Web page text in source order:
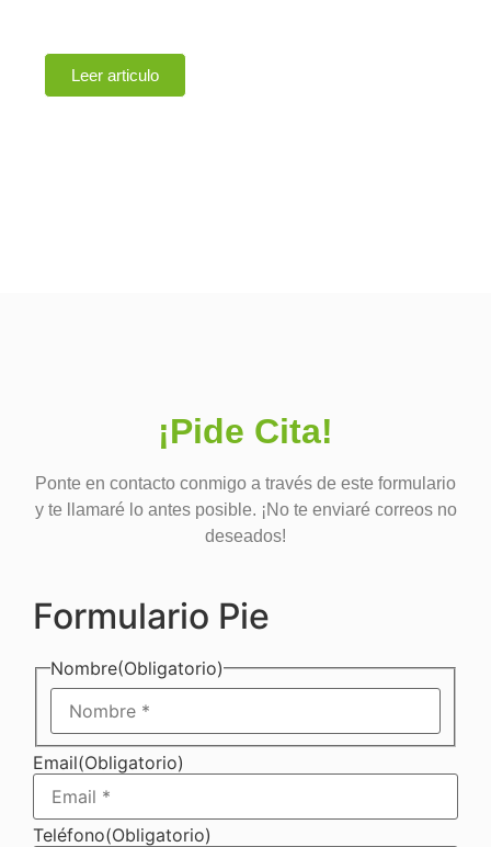
Leer articulo
¡Pide Cita!
Ponte en contacto conmigo a través de este formulario
y te llamaré lo antes posible. ¡No te enviaré correos no
deseados!
Formulario Pie
Nombre(Obligatorio)
Email(Obligatorio)
Teléfono(Obligatorio)